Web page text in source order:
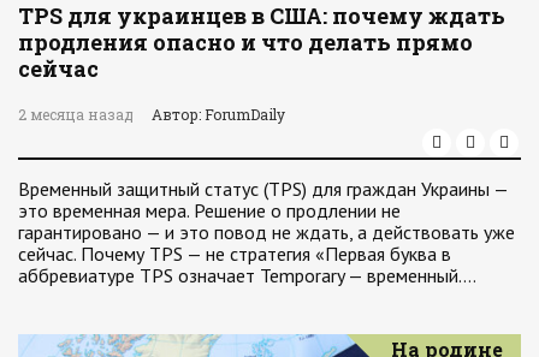
TPS для украинцев в США: почему ждать
продления опасно и что делать прямо
сейчас
2 месяца назад Автор: ForumDaily
Временный защитный статус (TPS) для граждан Украины —
это временная мера. Решение о продлении не
гарантировано — и это повод не ждать, а действовать уже
сейчас. Почему TPS — не стратегия «Первая буква в
аббревиатуре TPS означает Temporary — временный.…
На родине